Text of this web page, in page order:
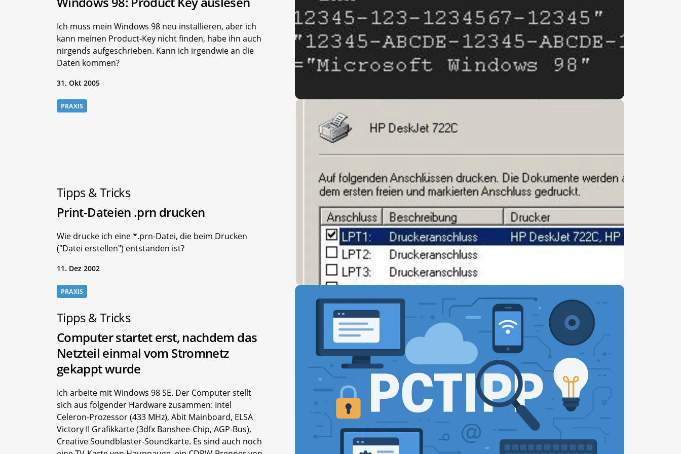
Ich muss mein Windows 98 neu installieren, aber ich
kann meinen Product-Key nicht finden, habe ihn auch
nirgends aufgeschrieben. Kann ich irgendwie an die
Daten kommen?
31. Okt 2005
PRAXIS
Tipps & Tricks
Print-Dateien .prn drucken
Wie drucke ich eine *.prn-Datei, die beim Drucken
("Datei erstellen") entstanden ist?
11. Dez 2002
PRAXIS
Tipps & Tricks
Computer startet erst, nachdem das
Netzteil einmal vom Stromnetz
gekappt wurde
Ich arbeite mit Windows 98 SE. Der Computer stellt
sich aus folgender Hardware zusammen: Intel
Celeron-Prozessor (433 MHz), Abit Mainboard, ELSA
Victory II Grafikkarte (3dfx Banshee-Chip, AGP-Bus),
Creative Soundblaster-Soundkarte. Es sind auch noch